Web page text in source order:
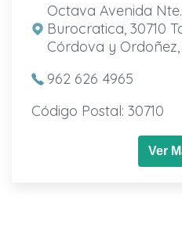
Octava Avenida
Burocratica, 30710
Córdova y Ordoñez,
962 626 4965
Código Postal: 30710
Ver